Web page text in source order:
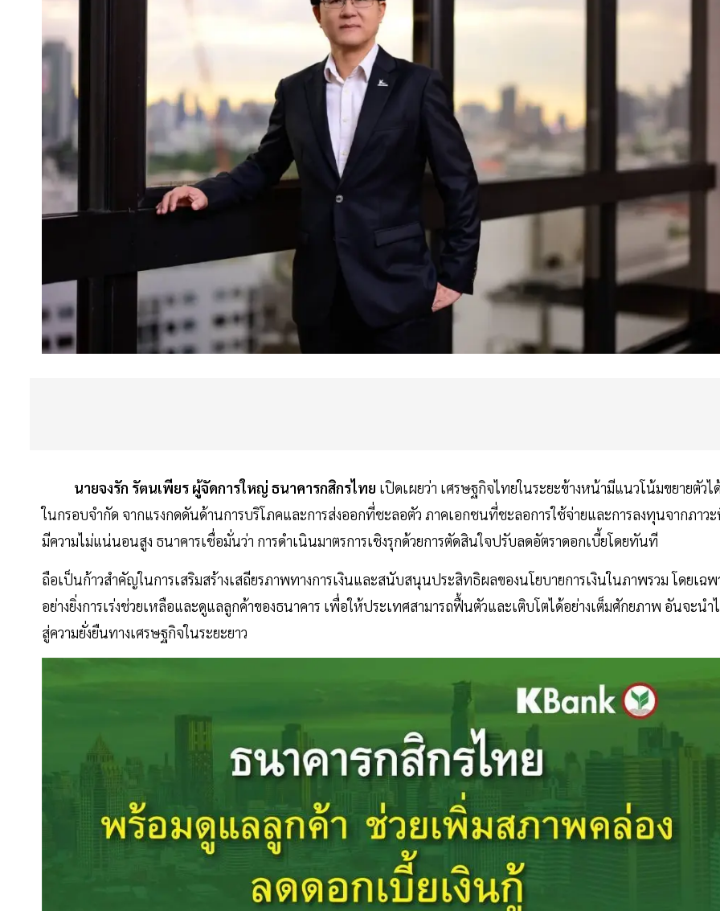
นายจงรัก รัตนเพียร ผู้จัดการใหญ่ ธนาคารกสิกรไทย เปิดเผยว่า เศรษฐกิจไทยในระยะข้างหน้ามีแนวโน้มขยายตัวไ
ในกรอบจำกัด จากแรงกดดันด้านการบริโภคและการส่งออกที่ชะลอตัว ภาคเอกชนที่ชะลอการใช้จ่ายและการลงทุนจากภาว
มีความไม่แน่นอนสูง ธนาคารเชื่อมั่นว่า การดำเนินมาตรการเชิงรุกด้วยการตัดสินใจปรับลดอัตราดอกเบี้ยโดยทันที
ถือเป็นก้าวสำคัญในการเสริมสร้างเสถียรภาพทางการเงินและสนับสนุนประสิทธิผลของนโยบายการเงินในภาพรวม โดยเฉพ
อย่างยิ่งการเร่งช่วยเหลือและดูแลลูกค้าของธนาคาร เพื่อให้ประเทศสามารถฟื้นตัวและเติบโตได้อย่างเต็มศักยภาพ อันจะนำ
สู่ความยั่งยืนทางเศรษฐกิจในระยะยาว